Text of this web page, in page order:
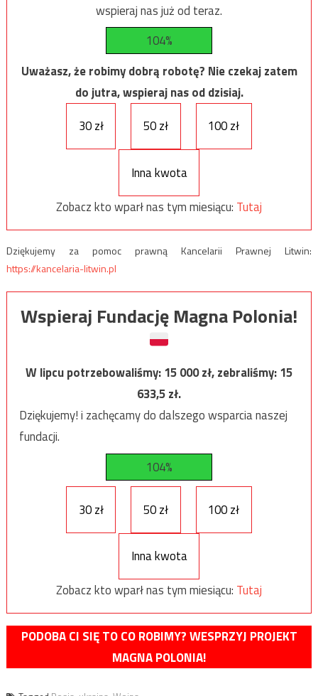
wspieraj nas już od teraz.
104%
Uważasz, że robimy dobrą robotę? Nie czekaj zatem
do jutra, wspieraj nas od dzisiaj.
30 zł
50 zł 100 zł
Inna kwota
Zobacz kto wparł nas tym miesiącu: Tutaj
Dziękujemy za pomoc prawną Kancelarii Prawnej Litwin:
https://kancelaria-litwin.pl
Wspieraj Fundację Magna Polonia!
W lipcu potrzebowaliśmy:15 000zł, zebraliśmy:15
633,5zł.
Dziękujemy! i zachęcamy do dalszego wsparcia naszej
fundacji.
104%
30 zł 50 zł 100 zł
Inna kwota
Zobacz kto wparł nas tym miesiącu: Tutaj
PODOBA CI SIĘ TO CO ROBIMY? WESPRZYJ PROJEKT
MAGNA POLONIA!